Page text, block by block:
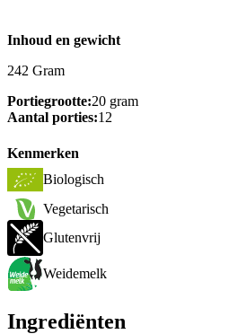
Inhoud en gewicht
242 Gram
Portiegrootte:20 gram
Aantal porties:12
Kenmerken
Biologisch
Vegetarisch
Glutenvrij
Weidemelk
Ingrediënten